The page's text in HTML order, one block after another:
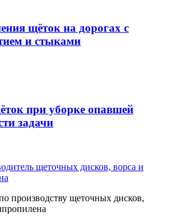
щёток на дорогах с
и стыками
при уборке опавшей
задачи
производству щеточных дисков,